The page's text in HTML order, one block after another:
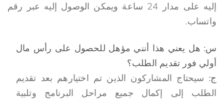
إليه على مدار 24 ساعة ويمكن الوصول إليه عبر رقم
واتساب.
س: هل يعني هذا أنني مؤهل للحصول على رأس مال
أولي فور تقديم الطلب؟
ج: سيحتاج المشاركون الذين تم اختيارهم بعد تقديم
الطلب إلى إكمال جميع مراحل البرنامج وتلبية